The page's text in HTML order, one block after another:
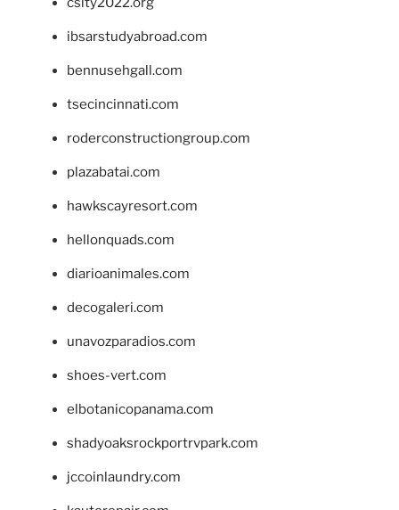
ibsarstudyabroad.com
bennusehgall.com
tsecincinnati.com
roderconstructiongroup.com
plazabatai.com
hawkscayresort.com
hellonquads.com
diarioanimales.com
decogaleri.com
unavozparadios.com
shoes-vert.com
elbotanicopanama.com
shadyoaksrockportrvpark.com
jccoinlaundry.com